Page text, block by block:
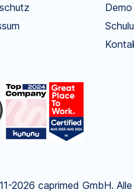
2026 caprimed GmbH.